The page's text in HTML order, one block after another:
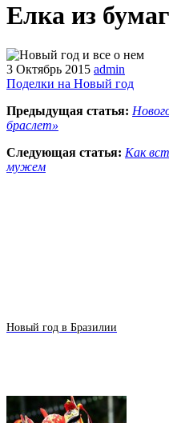
Елка из
3 Октябрь 2015 admin
Поделки на Новый год
Предыдущая статья:
браслет»
Следующая статья: Как
мужем
Новый год в Бразилии